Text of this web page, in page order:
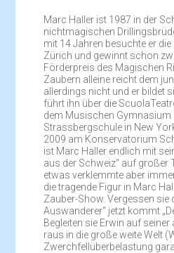
Marc Haller ist 1987 in der
nichtmagischen
mit 14 Jahren besuchte er
Zürich und gewinnt schon
Förderpreis des Magischen
Zaubern alleine reicht dem
allerdings nicht und er bildet
führt ihn über die
dem Musischen Gymnasium
Strassbergschule in New
2009 am Konservatorium
ist Marc Haller endlich mit
aus der Schweiz“ auf großer
etwas verklemmte aber
die tragende Figur in Marc
Zauber-Show. Vergessen sie
Auswanderer“ jetzt kommt
Begleiten sie Erwin auf seiner
raus in die große weite Welt
Zwerchfellüberbelastung